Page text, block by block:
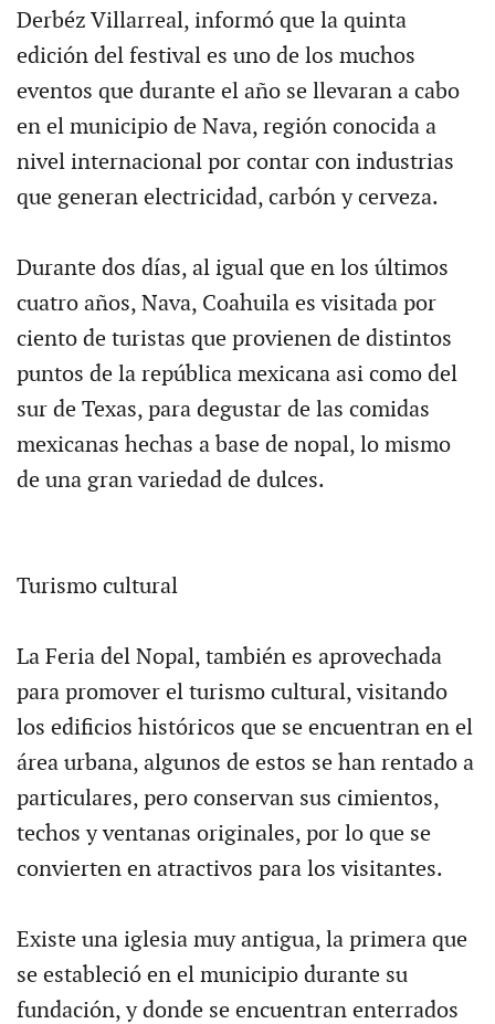
Derbéz Villarreal, informó que la quinta
edición del festival es uno de los muchos
eventos que durante el año se llevaran a cabo
en el municipio de Nava, región conocida a
nivel internacional por contar con industrias
que generan electricidad, carbón y cerveza.
Durante dos días, al igual que en los últimos
cuatro años, Nava, Coahuila es visitada por
ciento de turistas que provienen de distintos
puntos de la república mexicana asi como del
sur de Texas, para degustar de las comidas
mexicanas hechas a base de nopal, lo mismo
de una gran variedad de dulces.
Turismo cultural
La Feria del Nopal, también es aprovechada
para promover el turismo cultural, visitando
los edificios históricos que se encuentran en el
área urbana, algunos de estos se han rentado a
particulares, pero conservan sus cimientos,
techos y ventanas originales, por lo que se
convierten en atractivos para los visitantes.
Existe una iglesia muy antigua, la primera que
se estableció en el municipio durante su
fundación, y donde se encuentran enterrados